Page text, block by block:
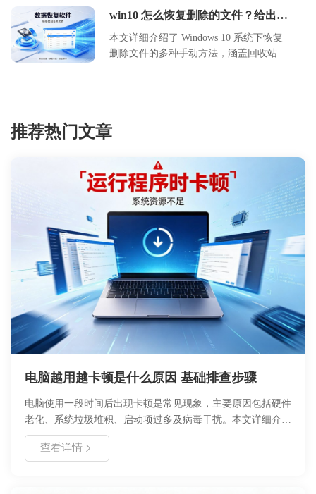
win10 怎么恢复删除的文件？给出手
动修复方法
本文详细介绍了 Windows 10 系统下恢复
删除文件的多种手动方法，涵盖回收站还
同恢复方案的优缺点，帮助用户根据自身
数据预防建议，旨在提升用户的数据安全
意识与操作能力，确保重要文件不因误删
而永久丢失。
推荐热门文章
电脑越用越卡顿是什么原因 基础排查步骤
电脑使用一段时间后出现卡顿是常见现象，主要原因包括硬件
老化、系统垃圾堆积、启动项过多及病毒干扰。本文详细介绍
了卡顿的核心成因，提供了适合小白的基礎排查步骤，涵盖软
件优化、磁盘清理及硬件升级方案。通过科学维护，可显著延
查看详情